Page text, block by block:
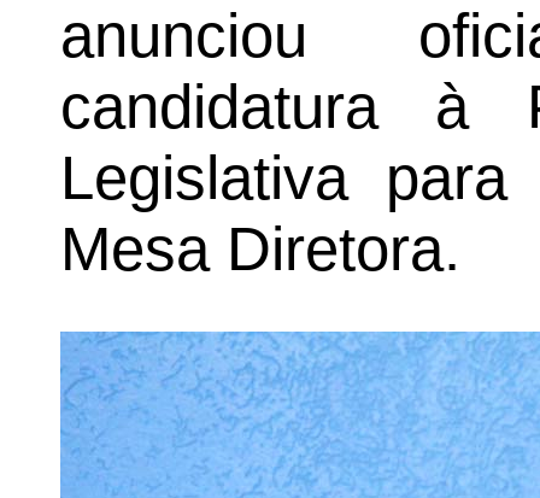
anunciou
candidatura à
Legislativa
Mesa Diretora.